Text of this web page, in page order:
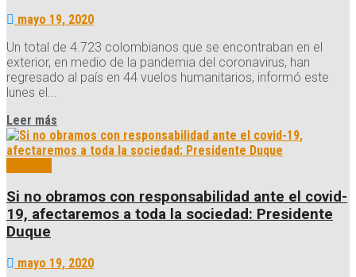
mayo 19, 2020
Un total de 4.723 colombianos que se encontraban en el
exterior, en medio de la pandemia del coronavirus, han
regresado al país en 44 vuelos humanitarios, informó este
lunes el...
Leer más
Si no obramos con responsabilidad ante el covid-
19, afectaremos a toda la sociedad: Presidente
Duque
mayo 19, 2020